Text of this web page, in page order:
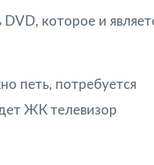
которое и
петь, потребуется
ЖК телевизор